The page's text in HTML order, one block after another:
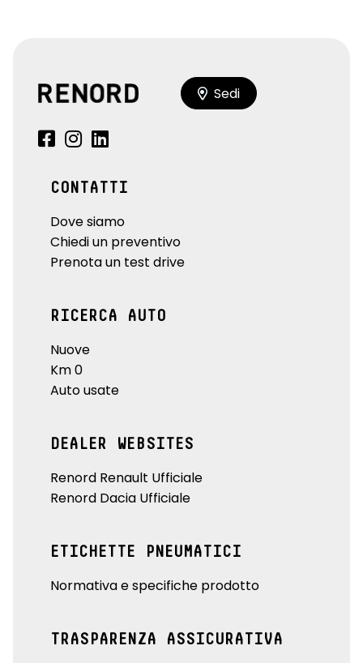
Sedi
CONTATTI
Dove siamo
Chiedi un preventivo
Prenota un test drive
RICERCA AUTO
Nuove
Km 0
Auto usate
DEALER WEBSITES
Renord Renault Ufficiale
Renord Dacia Ufficiale
ETICHETTE PNEUMATICI
Normativa e specifiche prodotto
TRASPARENZA ASSICURATIVA